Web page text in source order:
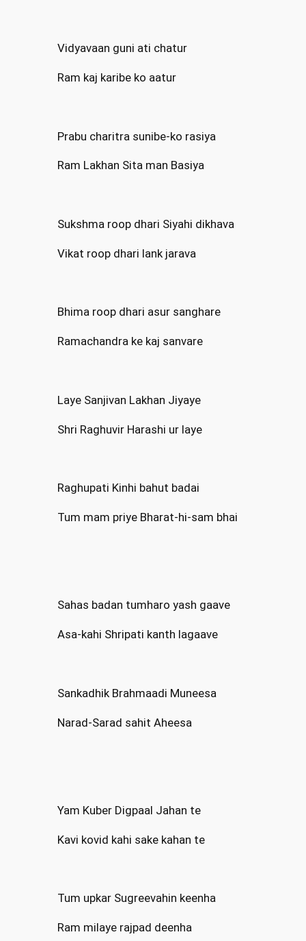
Vidyavaan guni ati chatur
Ram kaj karibe ko aatur
Prabu charitra sunibe-ko rasiya
Ram Lakhan Sita man Basiya
Sukshma roop dhari Siyahi dikhava
Vikat roop dhari lank jarava
Bhima roop dhari asur sanghare
Ramachandra ke kaj sanvare
Laye Sanjivan Lakhan Jiyaye
Shri Raghuvir Harashi ur laye
Raghupati Kinhi bahut badai
Tum mam priye Bharat-hi-sam bhai
Sahas badan tumharo yash gaave
Asa-kahi Shripati kanth lagaave
Sankadhik Brahmaadi Muneesa
Narad-Sarad sahit Aheesa
Yam Kuber Digpaal Jahan te
Kavi kovid kahi sake kahan te
Tum upkar Sugreevahin keenha
Ram milaye rajpad deenha